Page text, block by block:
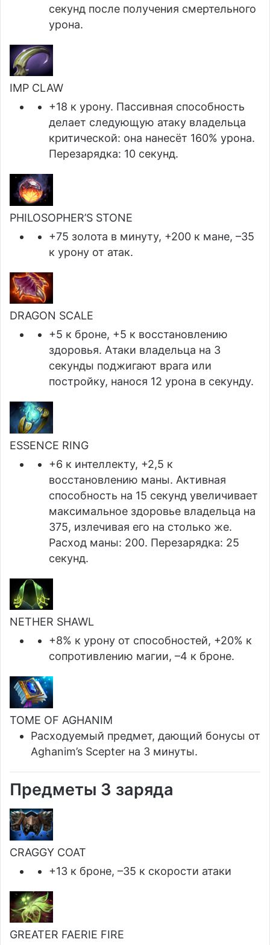
секунд после получения смертельного
урона.
IMP CLAW
+18 к урону. Пассивная способность
делает следующую атаку владельца
критической: она нанесёт 160% урона.
Перезарядка: 10 секунд.
PHILOSOPHER’S STONE
+75 золота в минуту, +200 к мане, –35
к урону от атак.
DRAGON SCALE
+5 к броне, +5 к восстановлению
здоровья. Атаки владельца на 3
секунды поджигают врага или
постройку, нанося 12 урона в секунду.
ESSENCE RING
+6 к интеллекту, +2,5 к
восстановлению маны. Активная
способность на 15 секунд увеличивает
максимальное здоровье владельца на
375, излечивая его на столько же.
Расход маны: 200. Перезарядка: 25
секунд.
NETHER SHAWL
+8% к урону от способностей, +20% к
сопротивлению магии, –4 к броне.
TOME OF AGHANIM
Расходуемый предмет, дающий бонусы от
Aghanim’s Scepter на 3 минуты.
Предметы 3 заряда
CRAGGY COAT
+13 к броне, –35 к скорости атаки
GREATER FAERIE FIRE